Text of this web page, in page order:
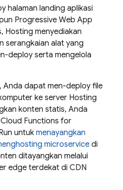
halaman landing aplikasi
Progressive Web App
Hosting menyediakan
serangkaian alat yang
deploy serta mengelola
, Anda dapat men-deploy file
ke server Hosting
konten statis, Anda
Cloud Functions for
untuk menayangkan
microservice di
ditayangkan melalui
edge terdekat di CDN